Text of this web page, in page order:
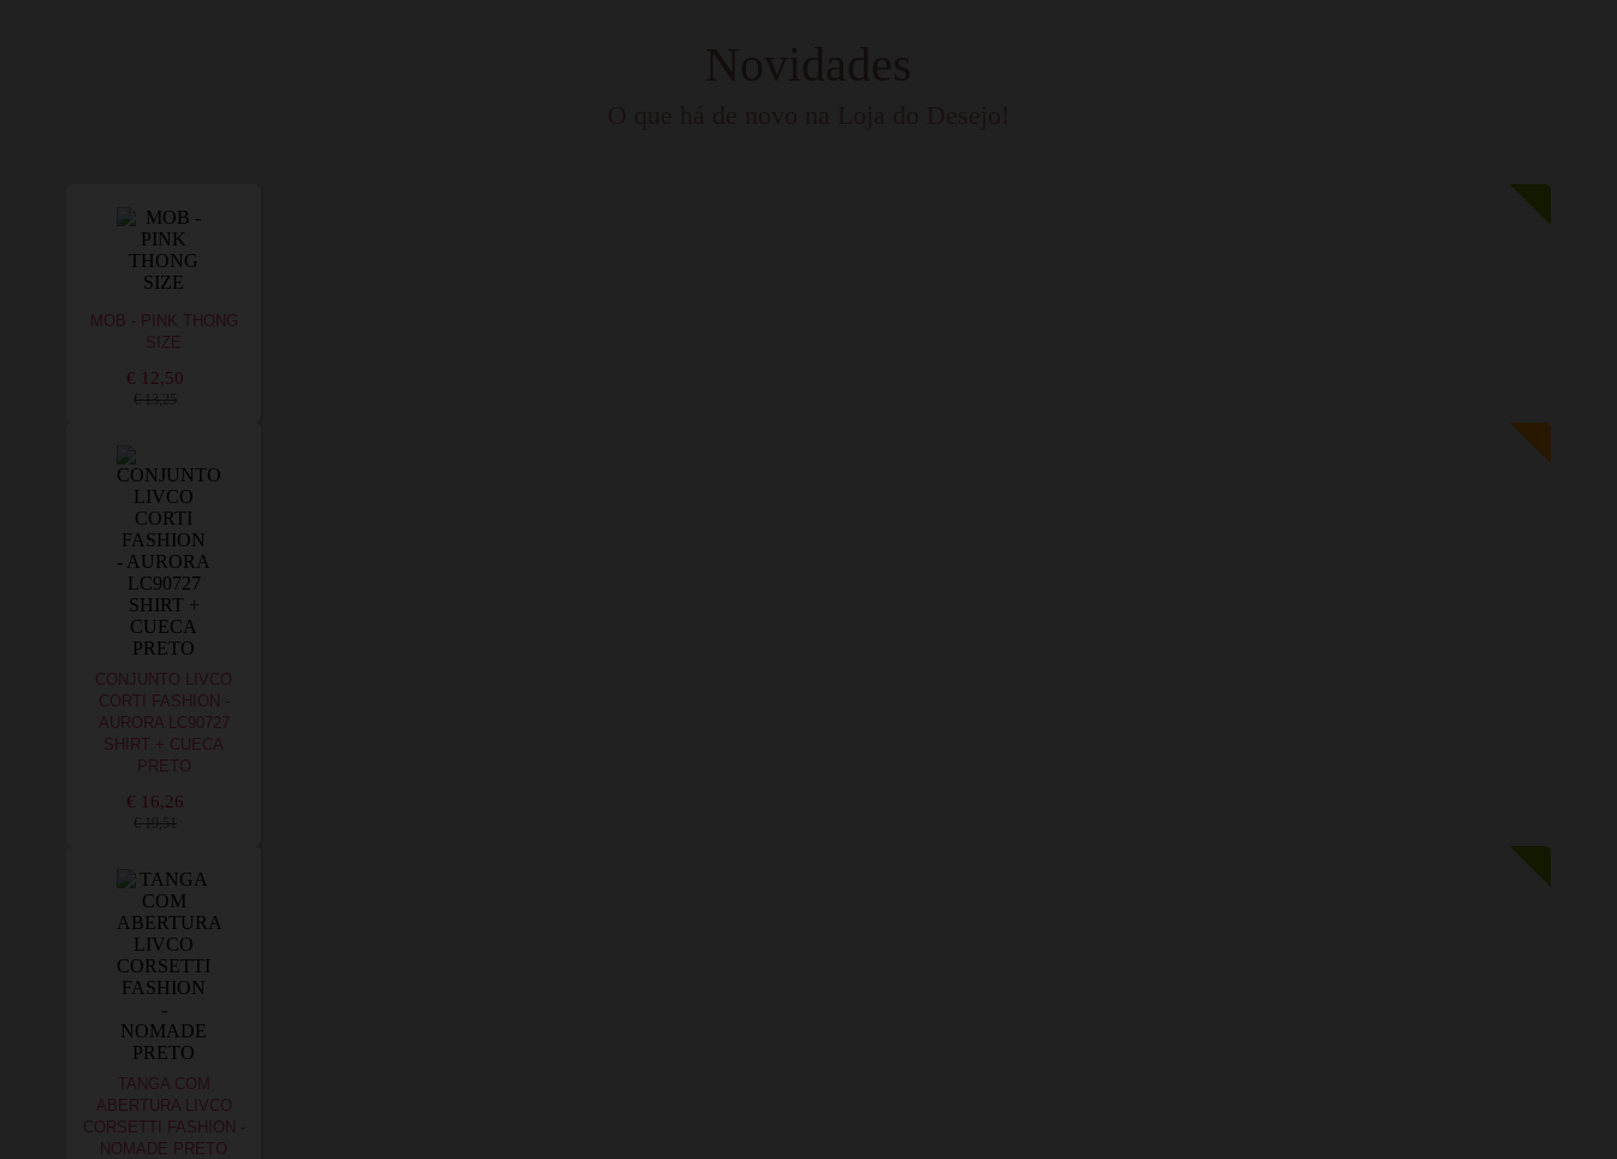
MOB - PINK THONG
SIZE
€ 12,50
€ 13,25
CONJUNTO LIVCO
CORTI FASHION -
AURORA LC90727
SHIRT + CUECA
PRETO
€ 16,26
€ 19,51
TANGA COM
ABERTURA LIVCO
CORSETTI FASHION -
NOMADE PRETO